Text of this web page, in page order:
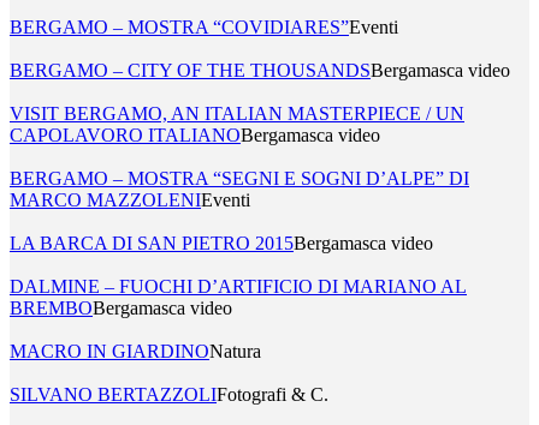
BERGAMO – MOSTRA “COVIDIARES”Eventi
BERGAMO – CITY OF THE THOUSANDSBergamasca video
VISIT BERGAMO, AN ITALIAN MASTERPIECE / UN
CAPOLAVORO ITALIANOBergamasca video
BERGAMO – MOSTRA “SEGNI E SOGNI D’ALPE” DI
MARCO MAZZOLENIEventi
LA BARCA DI SAN PIETRO 2015Bergamasca video
DALMINE – FUOCHI D’ARTIFICIO DI MARIANO AL
BREMBOBergamasca video
MACRO IN GIARDINONatura
SILVANO BERTAZZOLIFotografi & C.